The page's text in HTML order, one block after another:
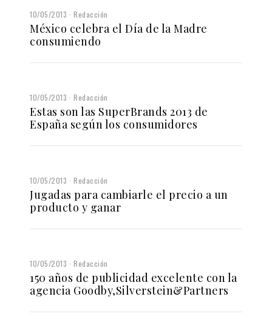
10/05/2013 Redacción
México celebra el Día de la Madre
consumiendo
10/05/2013 Redacción
Estas son las SuperBrands 2013 de
España según los consumidores
10/05/2013 Redacción
Jugadas para cambiarle el precio a un
producto y ganar
10/05/2013 Redacción
150 años de publicidad excelente con la
agencia Goodby,Silverstein&Partners